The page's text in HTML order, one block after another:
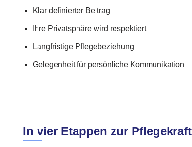
Klar definierter Beitrag
Ihre Privatsphäre wird respektiert
Langfristige Pflegebeziehung
Gelegenheit für persönliche Kommunikation
In vier Etappen zur Pflegekraft